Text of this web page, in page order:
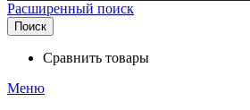
Расширенный поиск
Поиск
Сравнить товары
Меню